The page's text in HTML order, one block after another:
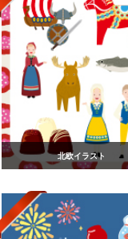
北欧イラスト